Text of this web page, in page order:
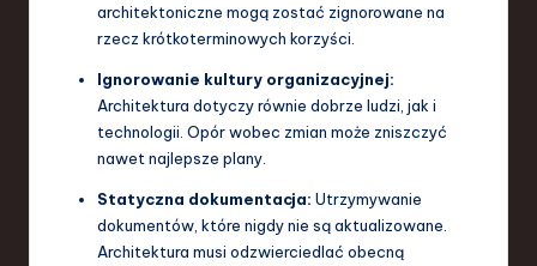
architektoniczne mogą zostać zignorowane na
rzecz krótkoterminowych korzyści.
Ignorowanie kultury organizacyjnej:
Architektura dotyczy równie dobrze ludzi, jak i
technologii. Opór wobec zmian może zniszczyć
nawet najlepsze plany.
Statyczna dokumentacja: Utrzymywanie
dokumentów, które nigdy nie są aktualizowane.
Architektura musi odzwierciedlać obecną